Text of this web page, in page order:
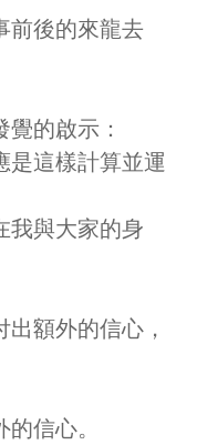
前後的來龍去
的啟示：
是這樣計算並運
我與大家的身
額外的信心，
信心。